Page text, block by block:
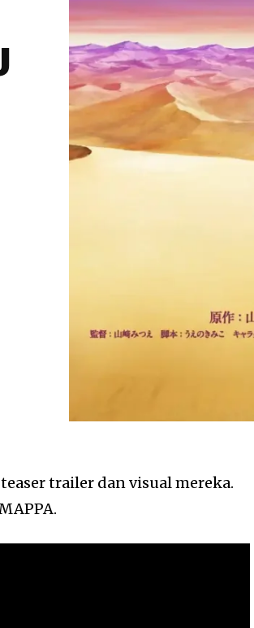
trailer dan visual mereka.